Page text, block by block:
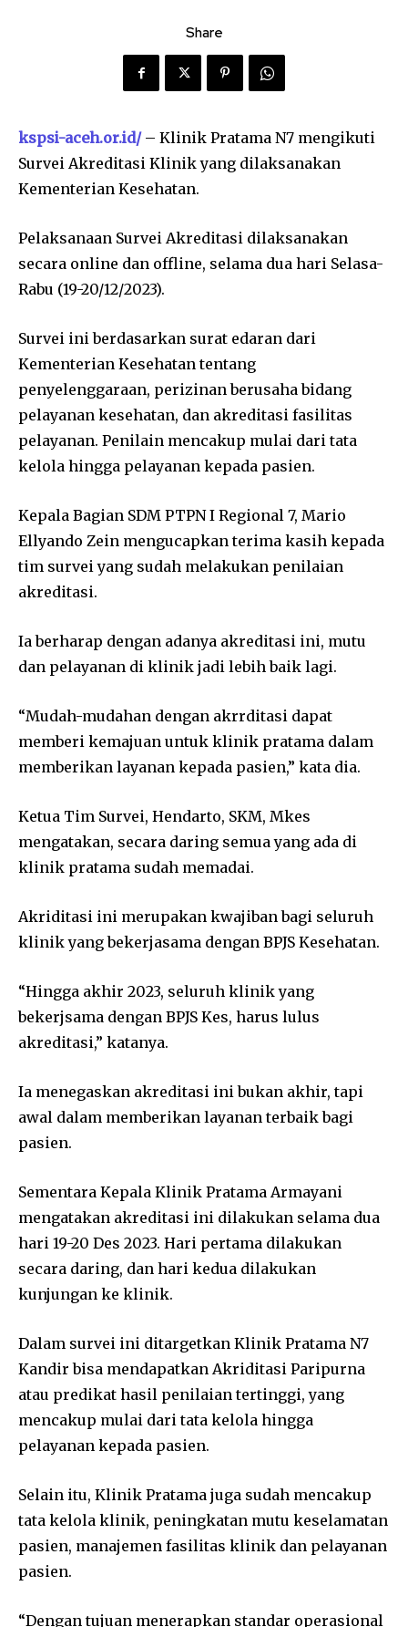
Share
kspsi-aceh.or.id/– Klinik Pratama N7 mengikuti
Survei Akreditasi Klinik yang dilaksanakan
Kementerian Kesehatan.
Pelaksanaan Survei Akreditasi dilaksanakan
secara online dan offline, selama dua hari Selasa-
Rabu (19-20/12/2023).
Survei ini berdasarkan surat edaran dari
Kementerian Kesehatan tentang
penyelenggaraan, perizinan berusaha bidang
pelayanan kesehatan, dan akreditasi fasilitas
pelayanan. Penilain mencakup mulai dari tata
kelola hingga pelayanan kepada pasien.
Kepala Bagian SDM PTPN I Regional 7, Mario
Ellyando Zein mengucapkan terima kasih kepada
tim survei yang sudah melakukan penilaian
akreditasi.
Ia berharap dengan adanya akreditasi ini, mutu
dan pelayanan di klinik jadi lebih baik lagi.
“Mudah-mudahan dengan akrrditasi dapat
memberi kemajuan untuk klinik pratama dalam
memberikan layanan kepada pasien,” kata dia.
Ketua Tim Survei, Hendarto, SKM, Mkes
mengatakan, secara daring semua yang ada di
klinik pratama sudah memadai.
Akriditasi ini merupakan kwajiban bagi seluruh
klinik yang bekerjasama dengan BPJS Kesehatan.
“Hingga akhir 2023, seluruh klinik yang
bekerjsama dengan BPJS Kes, harus lulus
akreditasi,” katanya.
Ia menegaskan akreditasi ini bukan akhir, tapi
awal dalam memberikan layanan terbaik bagi
pasien.
Sementara Kepala Klinik Pratama Armayani
mengatakan akreditasi ini dilakukan selama dua
hari 19-20 Des 2023. Hari pertama dilakukan
secara daring, dan hari kedua dilakukan
kunjungan ke klinik.
Dalam survei ini ditargetkan Klinik Pratama N7
Kandir bisa mendapatkan Akriditasi Paripurna
atau predikat hasil penilaian tertinggi, yang
mencakup mulai dari tata kelola hingga
pelayanan kepada pasien.
Selain itu, Klinik Pratama juga sudah mencakup
tata kelola klinik, peningkatan mutu keselamatan
pasien, manajemen fasilitas klinik dan pelayanan
pasien.
“Dengan tujuan menerapkan standar operasional